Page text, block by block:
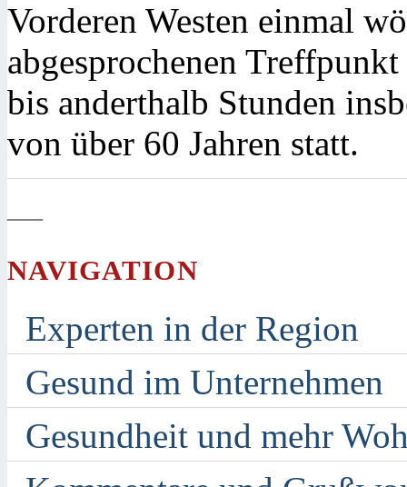
Vorderen Westen einmal
abgesprochenen
bis anderthalb Stunden
von über 60 Jahren statt.
—
NAVIGATION
Experten in der Region
Gesund im Unternehmen
Gesundheit und mehr